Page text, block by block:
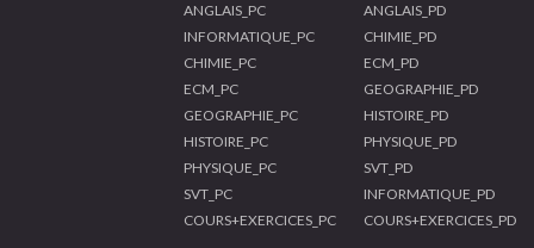
ANGLAIS_PC
INFORMATIQUE_PC
CHIMIE_PC
ECM_PC
GEOGRAPHIE_PC
HISTOIRE_PC
PHYSIQUE_PC
SVT_PC
COURS+EXERCICES_PC
ANGLAIS_PD
CHIMIE_PD
ECM_PD
GEOGRAPHIE_PD
HISTOIRE_PD
PHYSIQUE_PD
SVT_PD
INFORMATIQUE_PD
COURS+EXERCICES_PD